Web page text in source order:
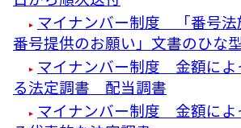
マイナンバー制度 「番号法
番号提供のお願い」文書のひな型
マイナンバー制度 金額によ
る法定調書 配当調書
マイナンバー制度 金額によ